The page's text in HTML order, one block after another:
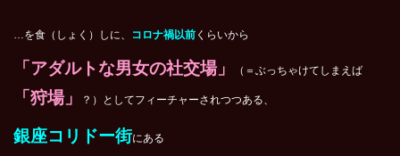
…を食（しょく）しに、 コロナ禍以前 くらいから
「アダルトな男女の社交場」 （＝ぶっちゃけてしまえば
「狩場」 ？）としてフィーチャーされつつある、
銀座コリドー街にある